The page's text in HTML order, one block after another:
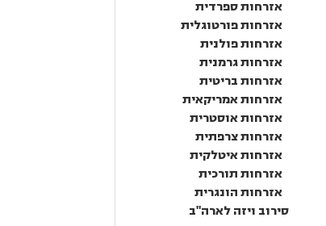
אזרחות ספרדית
אזרחות פורטוגלית
אזרחות פולנית
אזרחות גרמנית
אזרחות בריטית
אזרחות אמריקאית
אזרחות אוסטרית
אזרחות צרפתית
אזרחות איטלקית
אזרחות תורכית
אזרחות הונגרית
סירוב ויזה לארה"ב